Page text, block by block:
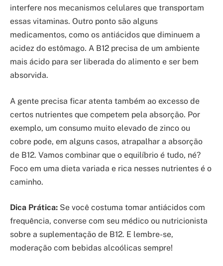
interfere nos mecanismos celulares que transportam
essas vitaminas. Outro ponto são alguns
medicamentos, como os antiácidos que diminuem a
acidez do estômago. A B12 precisa de um ambiente
mais ácido para ser liberada do alimento e ser bem
absorvida.
A gente precisa ficar atenta também ao excesso de
certos nutrientes que competem pela absorção. Por
exemplo, um consumo muito elevado de zinco ou
cobre pode, em alguns casos, atrapalhar a absorção
de B12. Vamos combinar que o equilíbrio é tudo, né?
Foco em uma dieta variada e rica nesses nutrientes é o
caminho.
Dica Prática: Se você costuma tomar antiácidos com
frequência, converse com seu médico ou nutricionista
sobre a suplementação de B12. E lembre-se,
moderação com bebidas alcoólicas sempre!